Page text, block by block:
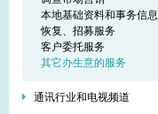
本地基础资料和事务信息
恢复、招募服务
客户委托服务
其它办生意的服务
通讯行业和电视频道